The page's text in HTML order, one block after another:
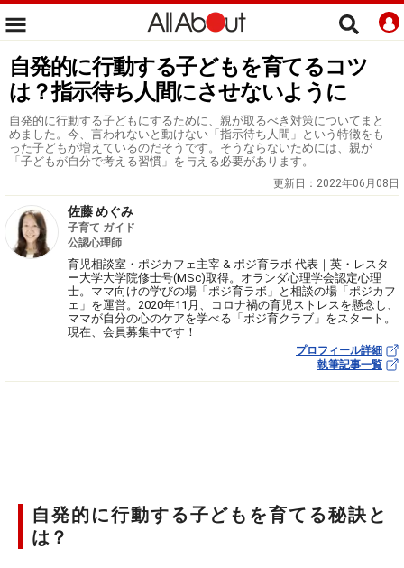
自発的に行動する子どもを育てるコツ
は？指示待ち人間にさせないように
自発的に行動する子どもにするために、親が取るべき対策についてまと
めました。今、言われないと動けない「指示待ち人間」という特徴をも
った子どもが増えているのだそうです。そうならないためには、親が
「子どもが自分で考える習慣」を与える必要があります。
更新日： 2022年06月08日
佐藤 めぐみ
子育て ガイド
公認心理師
育児相談室・ポジカフェ主宰 & ポジ育ラボ 代表｜英・レスタ
ー大学大学院修士号(MSc)取得。オランダ心理学会認定心理
士。ママ向けの学びの場「ポジ育ラボ」と相談の場「ポジカフ
ェ」を運営。2020年11月、コロナ禍の育児ストレスを懸念し、
ママが自分の心のケアを学べる「ポジ育クラブ」をスタート。
現在、会員募集中です！
プロフィール詳細
執筆記事一覧
自発的に行動する子どもを育てる秘訣と
は？